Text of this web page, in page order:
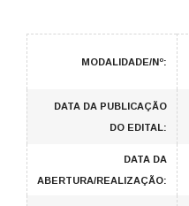
MODALIDADE/Nº:
DATA DA PUBLICAÇÃO
DO EDITAL:
DATA DA
ABERTURA/REALIZAÇÃO: